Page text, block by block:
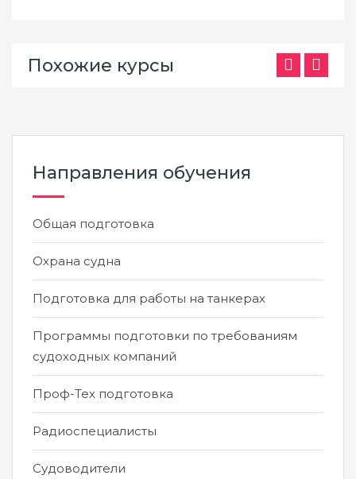
Похожие курсы
Направления обучения
Общая подготовка
Охрана судна
Подготовка для работы на танкерах
Программы подготовки по требованиям
судоходных компаний
Проф-Тех подготовка
Радиоспециалисты
Судоводители